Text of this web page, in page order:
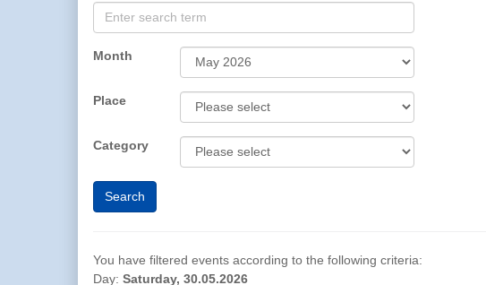
Month
Place
Category
You have filtered events according to the following criteria:
Day: Saturday, 30.05.2026